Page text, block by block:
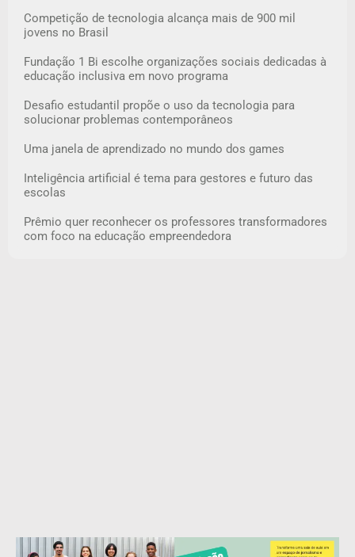
Competição de tecnologia alcança mais de 900 mil
jovens no Brasil
Fundação 1 Bi escolhe organizações sociais dedicadas à
educação inclusiva em novo programa
Desafio estudantil propõe o uso da tecnologia para
solucionar problemas contemporâneos
Uma janela de aprendizado no mundo dos games
Inteligência artificial é tema para gestores e futuro das
escolas
Prêmio quer reconhecer os professores transformadores
com foco na educação empreendedora